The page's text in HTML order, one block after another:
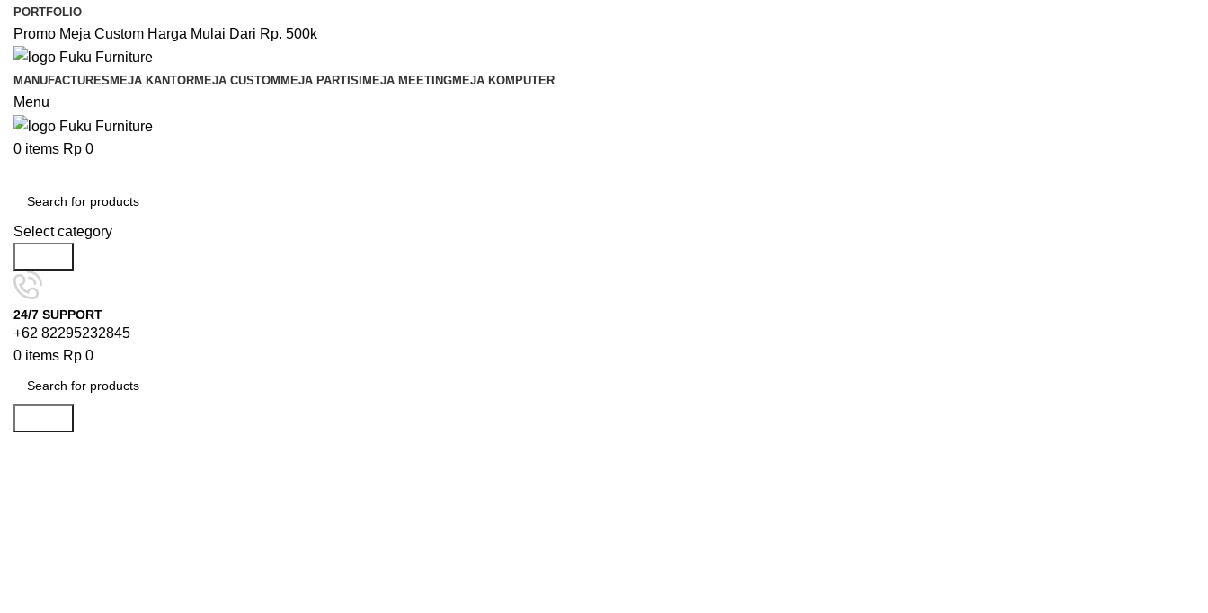
PORTFOLIO
Promo Meja Custom Harga Mulai Dari Rp. 500k
MANUFACTURES MEJA KANTORMEJA CUSTOM MEJA PARTISI MEJA MEETINGMEJA KOMPUTER
Menu
0 items Rp 0
Select category
24/7 SUPPORT
+62 82295232845
0 items Rp 0